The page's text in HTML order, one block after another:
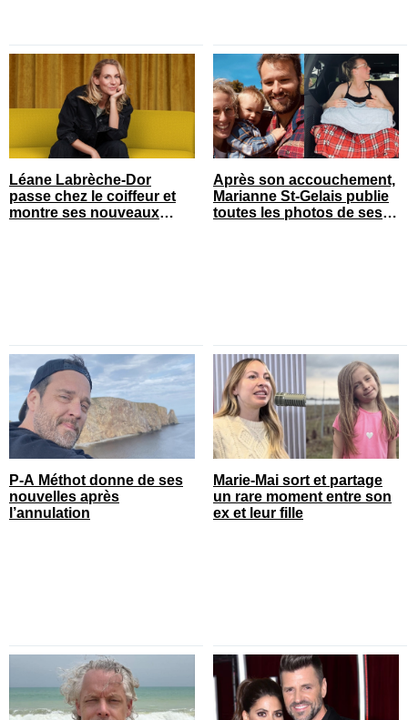
Léane Labrèche-Dor
passe chez le coiffeur et
montre ses nouveaux
Après son accouchement,
Marianne St-Gelais publie
toutes les photos de ses
P-A Méthot donne de ses
nouvelles après
l’annulation
Marie-Mai sort et partage
un rare moment entre son
ex et leur fille